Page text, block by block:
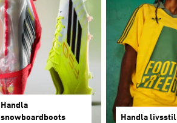
Handla
snowboardboots
Handla livsstil